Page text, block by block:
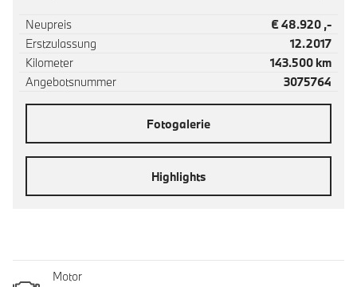
Neupreis
€ 48.920 ,-
Erstzulassung
12.2017
Kilometer
143.500 km
Angebotsnummer
3075764
Fotogalerie
Highlights
Motor